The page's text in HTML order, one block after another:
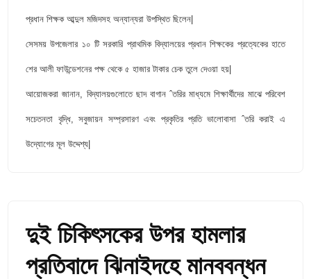
প্রধান শিক্ষক আব্দুল মজিদসহ অন্যান্যরা উপস্থিত ছিলেন|
সেসময় উপজেলার ১০ টি সরকারি প্রাথমিক বিদ্যালয়ের প্রধান শিক্ষকের প্রত্যেকের হাতে
শের আলী ফাউন্ডেশনের পক্ষ থেকে ৫ হাজার টাকার চেক তুলে দেওয়া হয়|
আয়োজকরা জানান, বিদ্যালয়গুলোতে ছাদ বাগান ˆতরির মাধ্যমে শিক্ষার্থীদের মাঝে পরিবেশ
সচেতনতা বৃদ্ধি, সবুজায়ন সম্প্রসারণ এবং প্রকৃতির প্রতি ভালোবাসা ˆতরি করাই এ
উদ্যোগের মূল উদ্দেশ্য|
দুই চিকিৎসকের উপর হামলার
প্রতিবাদে ঝিনাইদহে মানববন্ধন